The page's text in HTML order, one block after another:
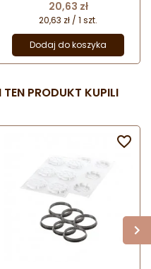
Cena
20,63 zł
20,63 zł / 1 szt.
Dodaj do koszyka
PRODUKT KUPILI
